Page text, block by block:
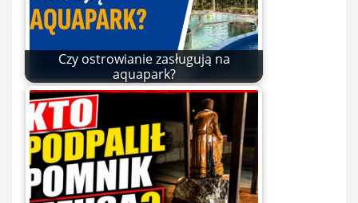
Czy ostrowianie zasługują na
aquapark?